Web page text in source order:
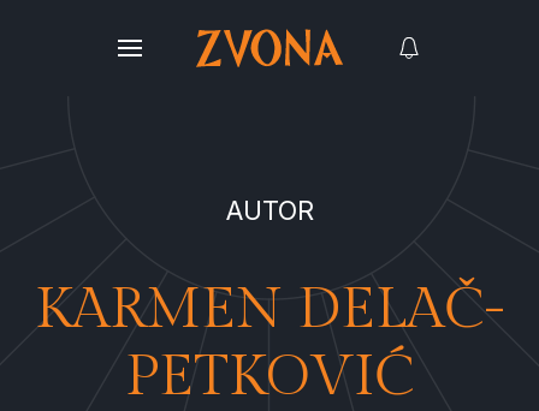
AUTOR
KARMEN DELAČ-
PETKOVIĆ